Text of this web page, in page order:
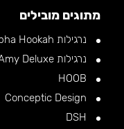
מתוגים מובילים
נרגילות Alpha Hookah
נרגילות Amy Deluxe